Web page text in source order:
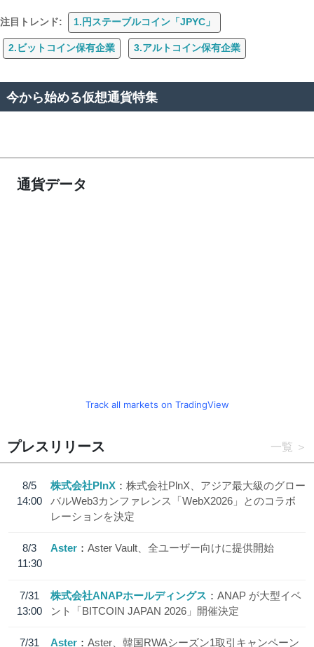
注目トレンド: 1.円ステーブルコイン「JPYC」
2.ビットコイン保有企業 3.アルトコイン保有企業
今から始める仮想通貨特集
通貨データ
Track all markets on TradingView
プレスリリース 一覧
8/5
14:00
株式会社PlnX
株式会社PlnX、アジア最大級のグロー
バルWeb3カンファレンス「WebX2026」とのコラボ
レーションを決定
8/3
11:30
Aster Aster Vault、全ユーザー向けに提供開始
7/31
13:00
株式会社ANAPホールディングス
ANAP が大型イベ
ント「BITCOIN JAPAN 2026」開催決定
7/31
Aster
Aster、韓国RWAシーズン1取引キャンペーン